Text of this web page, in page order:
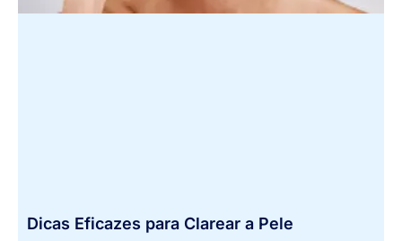
Dicas Eficazes para Clarear a Pele